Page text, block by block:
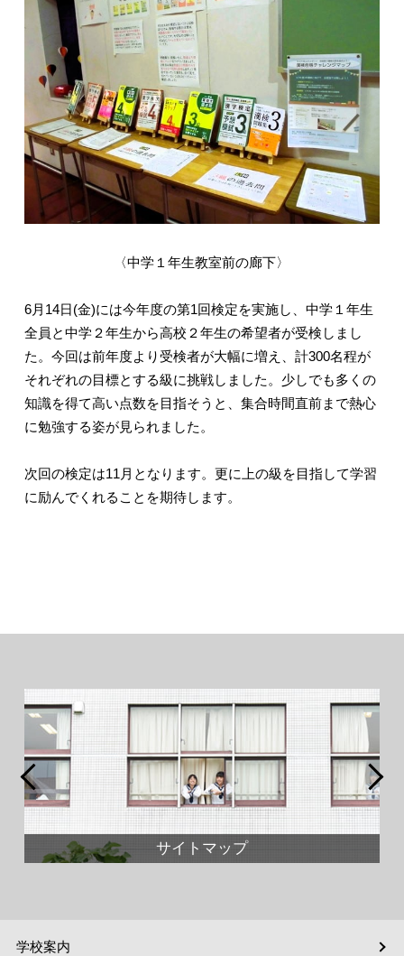
〈中学１年生教室前の廊下〉
6月14日(金)には今年度の第1回検定を実施し、中学１年生
全員と中学２年生から高校２年生の希望者が受検しまし
た。今回は前年度より受検者が大幅に増え、計300名程が
それぞれの目標とする級に挑戦しました。少しでも多くの
知識を得て高い点数を目指そうと、集合時間直前まで熱心
に勉強する姿が見られました。
次回の検定は11月となります。更に上の級を目指して学習
に励んでくれることを期待します。
サイトマップ
学校案内